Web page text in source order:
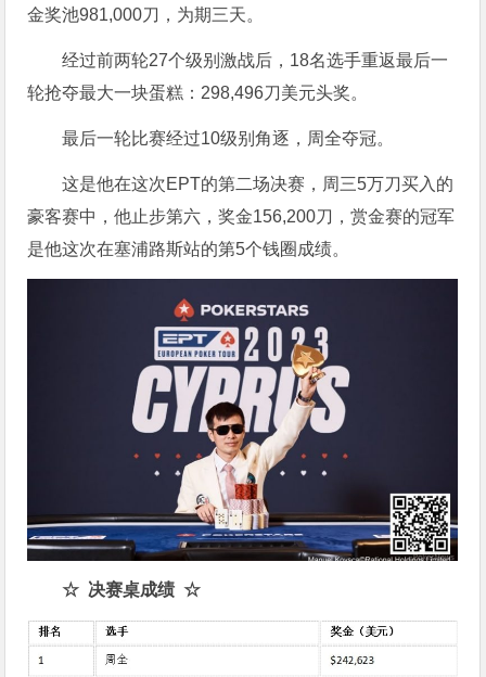
金奖池981,000刀，为期三天。
经过前两轮27个级别激战后，18名选手重返最后一
轮抢夺最大一块蛋糕：298,496刀美元头奖。
最后一轮比赛经过10级别角逐，周全夺冠。
这是他在这次EPT的第二场决赛，周三5万刀买入的
豪客赛中，他止步第六，奖金156,200刀，赏金赛的冠军
是他这次在塞浦路斯站的第5个钱圈成绩。
☆ 决赛桌成绩 ☆